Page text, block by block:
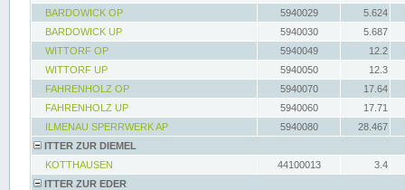
BARDOWICK OP
5940029
5.624
BARDOWICK UP
5940030
5.687
WITTORF OP
5940049
12.2
WITTORF UP
5940050
12.3
FAHRENHOLZ OP
5940070
17.64
FAHRENHOLZ UP
5940060
17.71
ILMENAU SPERRWERK AP
5940080
28.467
ITTER ZUR DIEMEL
KOTTHAUSEN
44100013
3.4
ITTER ZUR EDER